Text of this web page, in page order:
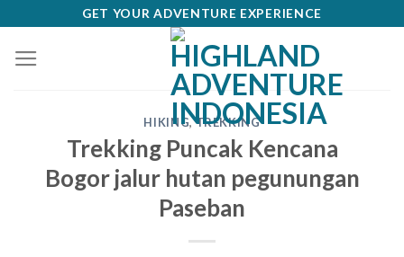
content
GET YOUR ADVENTURE EXPERIENCE
HIKING,TREKKING
Trekking Puncak Kencana
Bogor jalur hutan pegunungan
Paseban